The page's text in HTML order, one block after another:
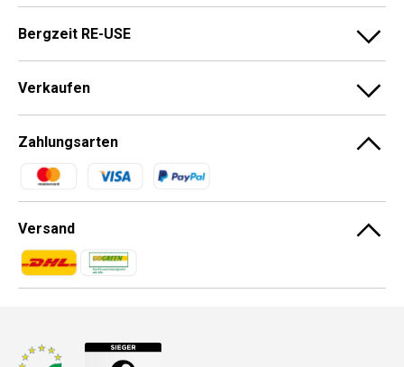
Bergzeit RE-USE
Verkaufen
Zahlungsarten
Zahlungsmethoden
Versand
Zahlungsmethoden
Zahlungsmethoden